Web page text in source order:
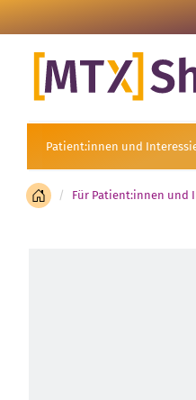
Patient:innen und
Für Patient:innen und